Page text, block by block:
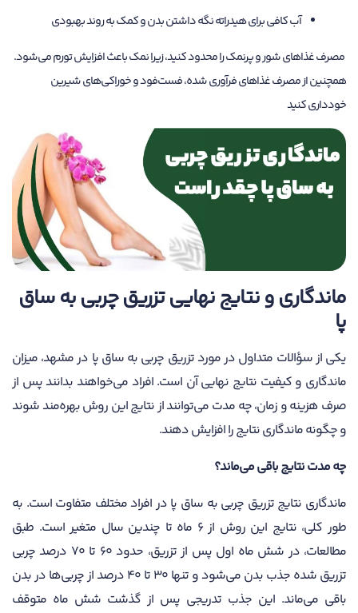
آب کافی برای هیدراته نگه داشتن بدن و کمک به روند بهبودی
مصرف غذاهای شور و پرنمک را محدود کنید، زیرا نمک باعث افزایش تورم می‌شود.
همچنین از مصرف غذاهای فرآوری شده، فست‌فود و خوراکی‌های شیرین
خودداری کنید
ماندگاری و نتایج نهایی تزریق چربی به ساق
پا
یکی از سؤالات متداول در مورد تزریق چربی به ساق پا در مشهد، میزان
ماندگاری و کیفیت نتایج نهایی آن است. افراد می‌خواهند بدانند پس از
صرف هزینه و زمان، چه مدت می‌توانند از نتایج این روش بهره‌مند شوند
و چگونه ماندگاری نتایج را افزایش دهند.
چه مدت نتایج باقی می‌ماند؟
ماندگاری نتایج تزریق چربی به ساق پا در افراد مختلف متفاوت است. به
طور کلی، نتایج این روش از ۶ ماه تا چندین سال متغیر است. طبق
مطالعات، در شش ماه اول پس از تزریق، حدود ۶۰ تا ۷۰ درصد چربی
تزریق شده جذب بدن می‌شود و تنها ۳۰ تا ۴۰ درصد از چربی‌ها در بدن
باقی می‌ماند. این جذب تدریجی پس از گذشت شش ماه متوقف